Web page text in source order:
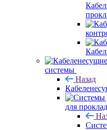
системы
Назад
для